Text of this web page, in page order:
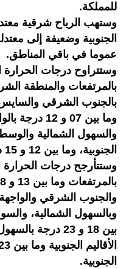
للمملكة.
وستهب الرياح شرقية
الجنوبية وضعيفة إلى
عموما في باقي المناطق.
بالجنوب الشرقي
وما بين 07 و
والسهول الشمالية
الجنوبية، وما بين 12 و 15 درجة بالأقاليم الجنوبية.
والجنوب الشرقي
وبالسهول الشمالية،
بين 18 و 23
الجنوبية.